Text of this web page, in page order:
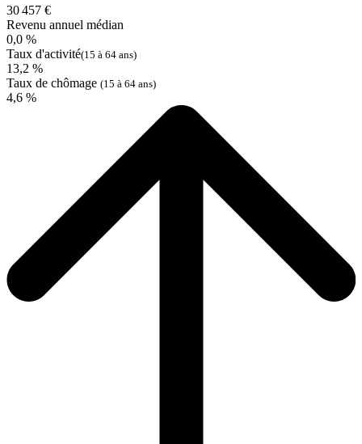
30 457 €
Revenu annuel médian
0,0 %
Taux d'activité(15 à 64 ans)
13,2 %
Taux de chômage (15 à 64 ans)
4,6 %